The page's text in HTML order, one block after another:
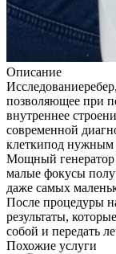
Описание
позволяющее при
внутреннее
современной
клеткипод нужным
Мощный генератор
малые фокусы
даже самых
После процедуры
результаты,
собой и передать
Похожие услуги